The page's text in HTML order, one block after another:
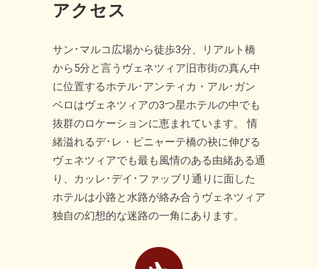
アクセス
サン･マルコ広場から徒歩3分、リアルト橋
から5分と言うヴェネツィア旧市街の真ん中
に位置するホテル･アンティカ・アル･ガン
ベロはヴェネツィアの3つ星ホテルの中でも
抜群のロケーションに恵まれています。 情
緒溢れるデ･レ・ピニャーテ橋の袂に伸びる
ヴェネツィアでも最も風情のある由緒ある通
り、カッレ･デイ･ファッブリ通りに面した
ホテルは小路と水路が絡み合うヴェネツィア
独自の幻想的な迷路の一角にあります。